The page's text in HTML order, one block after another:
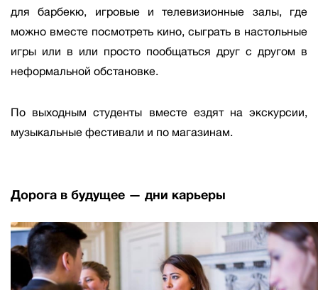
для барбекю, игровые и телевизионные залы, где
можно вместе посмотреть кино, сыграть в настольные
игры или в или просто пообщаться друг с другом в
неформальной обстановке.
По выходным студенты вместе ездят на экскурсии,
музыкальные фестивали и по магазинам.
Дорога в будущее — дни карьеры